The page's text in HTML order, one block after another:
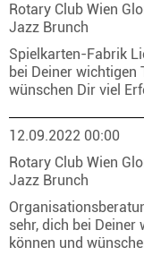
Rotary Club Wien
Jazz Brunch
Spielkarten-Fabrik
bei Deiner wichtigen
wünschen Dir viel
12.09.2022 00:00
Rotary Club Wien
Jazz Brunch
sehr, dich bei
können und